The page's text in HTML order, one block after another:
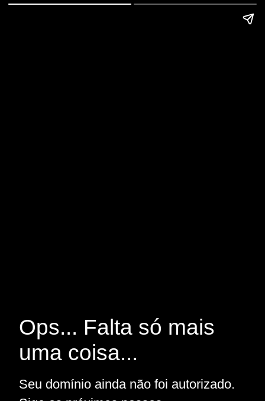
Ops... Falta só mais
uma coisa...
Seu domínio ainda não foi autorizado.